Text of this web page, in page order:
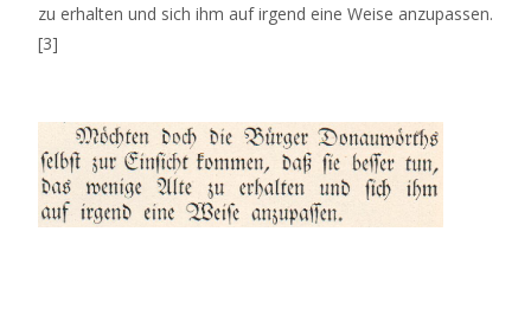
zu erhalten und sich ihm auf irgend eine Weise anzupassen.
[3]